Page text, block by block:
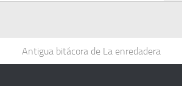
Antigua bitácora de La enredadera